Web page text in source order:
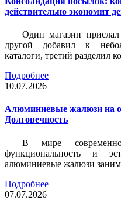
действительно экономит
Один магазин
другой добавил к
каталоги, третий разделил
Подробнее
10.07.2026
Алюминиевые жалюзи на
Долговечность
В мире
функциональность и
алюминиевые жалюзи
Подробнее
07.07.2026